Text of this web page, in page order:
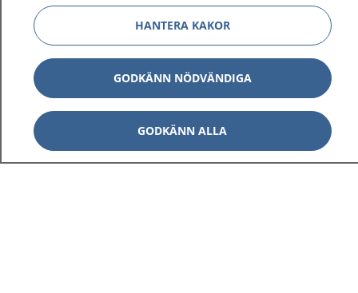
På 1177.se får du råd om hälsa och information om
sjukdomar och vilka mottagningar du kan kontakta.
Logga in för att läsa din journal och göra dina
vårdärenden. Ring telefonnummer 1177 för
sjukvårdsrådgivning dygnet runt.
HANTERA KAKOR
GODKÄNN NÖDVÄNDIGA
GODKÄNN ALLA